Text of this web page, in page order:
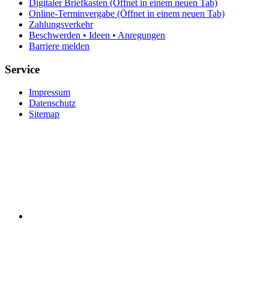
Digitaler Briefkasten (Öffnet in einem neuen Tab)
Online-Terminvergabe (Öffnet in einem neuen Tab)
Zahlungsverkehr
Beschwerden • Ideen • Anregungen
Barriere melden
Service
Impressum
Datenschutz
Sitemap